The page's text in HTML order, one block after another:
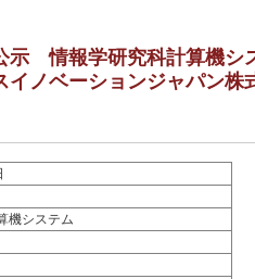
示 情報学研究科計算機シ
ノベーションジャパン株
機システム